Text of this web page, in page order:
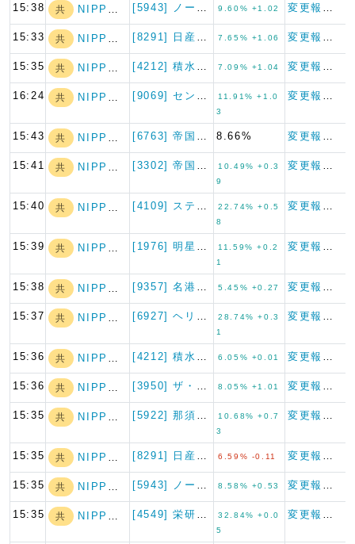
15:38 共 NIPPON A… 9.60% +1.02
15:33 共 NIPPON A… 7.65% +1.06
15:35 共 NIPPON A… 7.09% +1.04
16:24 共 NIPPON A…
11.91% +1.0
3
15:43 共 NIPPON A… 8.66%
15:41 共 NIPPON A…
10.49% +0.3
9
15:40 共 NIPPON A…
22.74% +0.5
8
15:39 共 NIPPON A…
11.59% +0.2
1
15:38 共 NIPPON A… 5.45% +0.27
15:37 共 NIPPON A…
28.74% +0.3
1
15:36 共 NIPPON A… 6.05% +0.01
15:36 共 NIPPON A… 8.05% +1.01
15:35 共 NIPPON A…
10.68% +0.7
3
15:35 共 NIPPON A… 6.59% -0.11
15:35 共 NIPPON A… 8.58% +0.53
15:35 共 NIPPON A…
32.84% +0.0
5